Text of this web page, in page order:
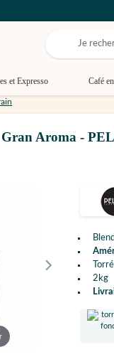
et Expresso Café
Gran Aroma -
Blend
2kg